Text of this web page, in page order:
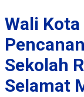
Wali
Sekolah
Selamat